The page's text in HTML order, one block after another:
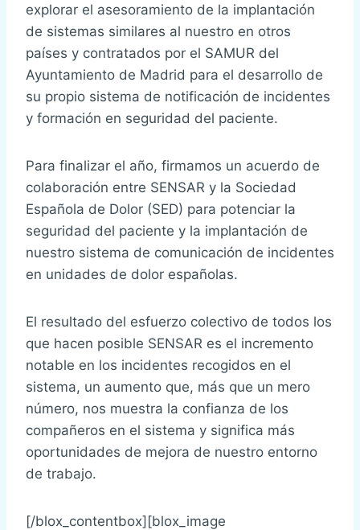
explorar el asesoramiento de la implantación
de sistemas similares al nuestro en otros
países y contratados por el SAMUR del
Ayuntamiento de Madrid para el desarrollo de
su propio sistema de notificación de incidentes
y formación en seguridad del paciente.
Para finalizar el año, firmamos un acuerdo de
colaboración entre SENSAR y la Sociedad
Española de Dolor (SED) para potenciar la
seguridad del paciente y la implantación de
nuestro sistema de comunicación de incidentes
en unidades de dolor españolas.
El resultado del esfuerzo colectivo de todos los
que hacen posible SENSAR es el incremento
notable en los incidentes recogidos en el
sistema, un aumento que, más que un mero
número, nos muestra la confianza de los
compañeros en el sistema y significa más
oportunidades de mejora de nuestro entorno
de trabajo.
[/blox_contentbox][blox_image